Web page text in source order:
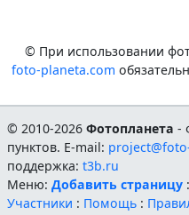
© При использовании
foto-planeta.com
© 2010-2026Фотопланета -
пунктов. E-mail:
поддержка:t3b.ru
Меню:Добавить страницу :
Участники : Помощь :